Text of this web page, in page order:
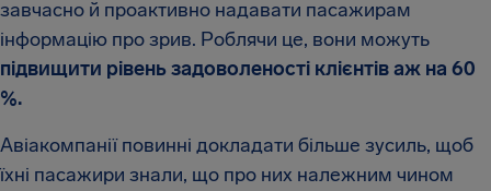
завчасно й проактивно надавати пасажирам
інформацію про зрив. Роблячи це, вони можуть
підвищити рівень задоволеності клієнтів аж на 60
%.
Авіакомпанії повинні докладати більше зусиль, щоб
їхні пасажири знали, що про них належним чином